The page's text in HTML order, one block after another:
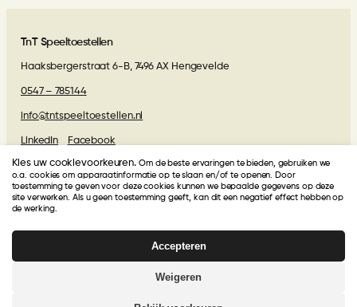
TnT Speeltoestellen
Haaksbergerstraat 6-B, 7496 AX Hengevelde
0547 – 785144
info@tntspeeltoestellen.nl
LinkedIn Facebook
Algemene voorwaarden
Beoordelingen van onze klanten
krijgt van onze klanten een
Gebasseerd op27 beoordelingen
Kies uw cookievoorkeuren. Om de beste ervaringen te bieden, gebruiken we
o.a. cookies om apparaatinformatie op te slaan en/of te openen. Door
toestemming te geven voor deze cookies kunnen we bepaalde gegevens op deze
site verwerken. Als u geen toestemming geeft, kan dit een negatief effect hebben op
de werking.
Accepteren
Weigeren